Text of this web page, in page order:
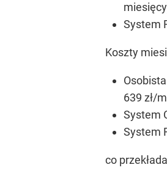
System
Koszty
639 zł/
System
System
co